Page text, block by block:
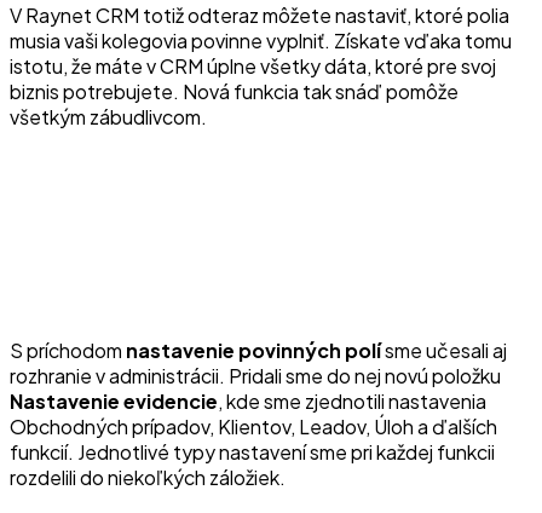
V Raynet CRM totiž odteraz môžete nastaviť, ktoré polia
musia vaši kolegovia povinne vyplniť. Získate vďaka tomu
istotu, že máte v CRM úplne všetky dáta, ktoré pre svoj
biznis potrebujete. Nová funkcia tak snáď pomôže
všetkým zábudlivcom.
S príchodom nastavenie povinných polísme učesali aj
rozhranie v administrácii. Pridali sme do nej novú položku
Nastavenie evidencie, kde sme zjednotili nastavenia
Obchodných prípadov, Klientov, Leadov, Úloh a ďalších
funkcií. Jednotlivé typy nastavení sme pri každej funkcii
rozdelili do niekoľkých záložiek.